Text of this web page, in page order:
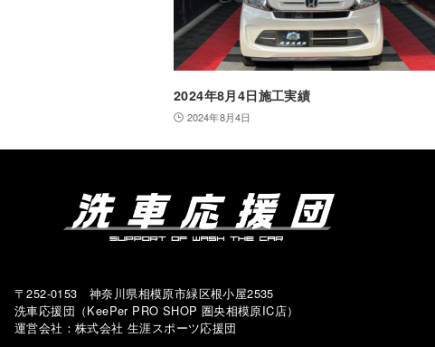
2024年8月4日施工実績
2024年8月4日
〒252-0153 神奈川県相模原市緑区根小屋2535
洗車応援団（KeePer PRO SHOP 圏央相模原IC店）
運営会社：株式会社 生涯スポーツ応援団